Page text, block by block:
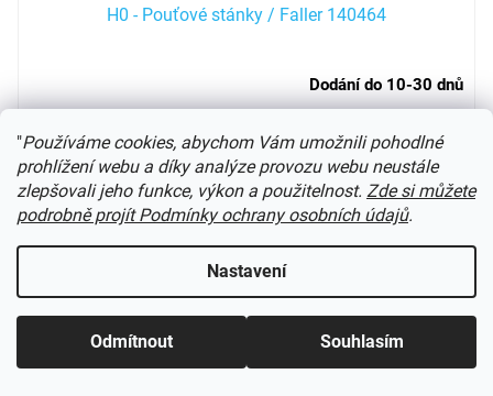
"Používáme cookies, abychom Vám umožnili pohodlné
prohlížení webu a díky analýze provozu webu neustále
zlepšovali jeho funkce, výkon a použitelnost. Zde si můžete
podrobně projít Podmínky ochrany osobních údajů.
Nastavení
Odmítnout Souhlasím
H0 - Pouťové stánky / Faller 140464
Dodání do 10-30 dnů
775 Kč Do košíku
k modelové železnici
Kód: